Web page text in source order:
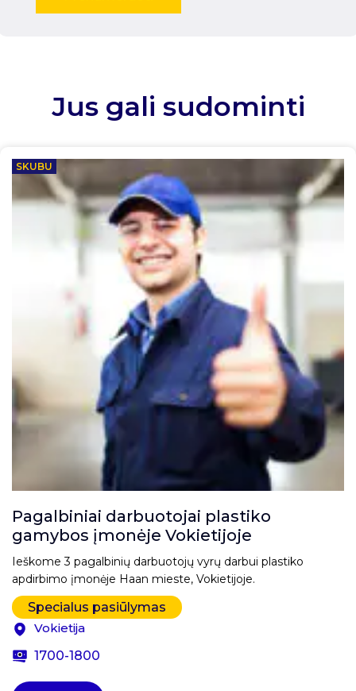
Jus gali sudominti
SKUBU
Pagalbiniai darbuotojai plastiko
gamybos įmonėje Vokietijoje
Ieškome 3 pagalbinių darbuotojų vyrų darbui plastiko
apdirbimo įmonėje Haan mieste, Vokietijoje.
Specialus pasiūlymas
Vokietija
1700-1800